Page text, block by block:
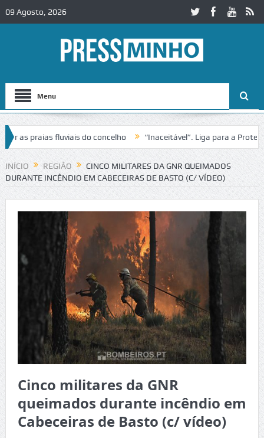
09 Agosto, 2026
Menu
praias fluviais do concelho “Inaceitável”. Liga para a Proteção
de trânsito no IC2 em Alcobaça Igreja do Castelo de Cerveira
INÍCIO REGIÃO
CINCO MILITARES DA GNR QUEIMADOS
DURANTE INCÊNDIO EM CABECEIRAS DE BASTO (C/ VÍDEO)
Cinco militares da GNR
queimados durante incêndio em
Cabeceiras de Basto (c/ vídeo)